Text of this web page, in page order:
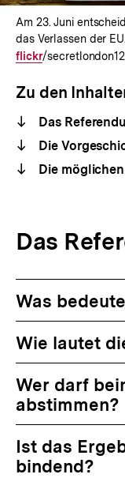
Am 23. Juni
das Verlassen der
flickr/
Zu den
Das
Die
Die
Das
Was
Wie lautet
Wer darf
abstimmen?
Ist das
bindend?